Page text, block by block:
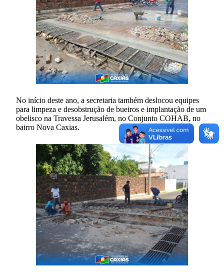
No início deste ano, a secretaria também deslocou equipes
para limpeza e desobstrução de bueiros e implantação de um
obelisco na Travessa Jerusalém, no Conjunto COHAB, no
bairro Nova Caxias.